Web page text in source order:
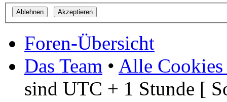
Foren-Übersicht
Das Team • Alle Cookies
sind UTC + 1 Stunde [